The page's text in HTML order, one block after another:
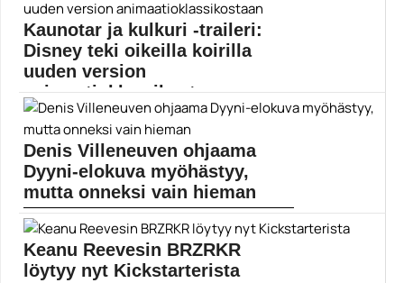
Venomin jatko-osa saattaa olla K16-elokuva.
Itsenäisyyspäivänä kerroimme Venom...
Andy Serkis
Kaunotar ja kulkuri -traileri:
Disney teki oikeilla koirilla
uuden version
animaatioklassikostaan
Disney on viime vuosina keskittynyt enemmän
kierrättämään vanhoja...
Disney Plus
Denis Villeneuven ohjaama
Dyyni-elokuva myöhästyy,
mutta onneksi vain hieman
Dyyni-scifi-elokuva saapuu teattereihin loppuvuodesta
2020. Warner Bros. on...
Dave Bautista
Keanu Reevesin BRZRKR
löytyy nyt Kickstarterista